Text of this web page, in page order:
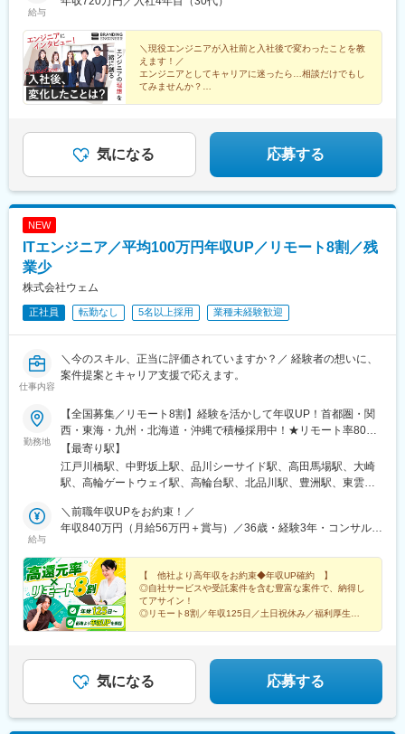
府・兵庫県・奈良県・滋賀県・和歌山県福岡県※受動喫煙対策：屋
内禁煙
駅、明治神宮前駅、恵比寿駅、目黒駅、五反田駅、大崎駅、高輪
楽町駅、大阪梅田駅(阪急線)、新大阪駅、近鉄名古屋駅、博多駅、
中洲川端駅、北新地駅、丸の内駅(愛知県)、西鉄福岡駅、西早稲田
駅、雑司が谷駅、池袋駅、大塚駅前駅、二重橋前駅、新日本橋
駅、秋葉原駅、上野広小路駅、稲荷町駅(東京都)、鶯谷駅、西日暮
里駅、巣鴨駅、新大久保駅、新宿駅(東京メトロ)、原宿駅、大崎広
駅(地下鉄)、西中島南方駅、名古屋駅、祇園駅(福岡県)、櫛田神社
前駅、大阪駅、赤坂駅(福岡県)、下落合駅、鬼子母神前駅、東池袋
給与
＼現役エンジニアが入社前と入社後で変わったことを教
えます！／
エンジニアとしてキャリアに迷ったら…相談だけでもし
てみませんか？
◆在宅案件あり
◆フォロー体制充実 など
気になる 応募する
NEW
ITエンジニア／平均100万円年収UP／リモート8割／残
業少
株式会社ウェム
正社員 転勤なし 5名以上採用 業種未経験歓迎
仕事内容
＼今のスキル、正当に評価されていますか？／ 経験者の想いに、
案件提案とキャリア支援で応えます。
勤務地
【全国募集／リモート8割】経験を活かして年収UP！首都圏・関
西・東海・九州・北海道・沖縄で積極採用中！★リモート率80%
以上★転勤なし★平均100万円UP・最大185万円UPの実績あり★
フルリモート／ハイブリッド／出社など働き方も相談可本社また
は通勤可能な案件先での勤務です。◎主な勤務地■東京：品川、豊
町、大崎、飯田橋 など■神奈川：横浜、みなとみらい、新横浜、
川崎、武蔵小杉 など■千葉：浦安、海浜幕張、柏の葉キャンパス
屋橋、肥後橋、本町、京橋 など■名古屋：名古屋、伏見、栄、千
種 など■福岡：博多、天神、中洲川端 など■札幌：札幌、すすき
の、千歳 など■滋賀：石場 など本社：東京都文京区関口1-24-8 東
宝江戸川橋ビル7F＼上京支援あり／都内へ転居される方に支援金
10万円を支給します。※受動喫煙防止対策：敷地内全面禁煙
【最寄り駅】
江戸川橋駅、中野坂上駅、品川シーサイド駅、高田馬場駅、大崎
駅、高輪ゲートウェイ駅、高輪台駅、北品川駅、豊洲駅、東雲駅
駅、参宮橋駅、都庁前駅、新宿三丁目駅、四ツ谷駅、向原駅(東京
都)、都電雑司ケ谷駅、末広町駅(東京都)、神谷町駅、虎ノ門ヒル
道橋駅、日本橋駅(東京都)、京橋駅(東京都)、築地駅、茅場町駅、
新高島駅、みなとみらい駅、新横浜駅、鹿島田駅、武蔵小杉駅、
新浦安駅、浦安駅(千葉県)、海浜幕張駅、柏の葉キャンパス駅、大
宮駅(埼玉県)、北浦和駅、西梅田駅、淀屋橋駅、肥後橋駅、本町
駅、京橋駅(大阪府)、国際センター駅、矢場町駅、伏見駅(愛知
西線６条駅、千歳駅(北海道)、石場駅、西新宿五丁目駅、青物横丁
駅、西早稲田駅、新馬場駅、二重橋前駅、日比谷駅、南新宿駅、
給与
＼前職年収UPをお約束！／
年収840万円（月給56万円＋賞与）／36歳・経験3年・コンサルタ
【 他社より高年収をお約束◆年収UP確約 】
◎自社サービスや受託案件を含む豊富な案件で、納得し
てアサイン！
◎リモート8割／年収125日／土日祝休み／福利厚生充
気になる 応募する